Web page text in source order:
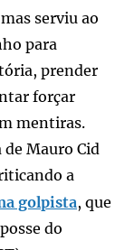
serviu ao
para
prender
forçar
mentiras.
Mauro Cid
a
golpista, que
do